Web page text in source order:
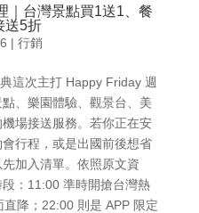
｜台灣景點買1送1、餐
送5折
| 行銷
這次主打 Happy Friday 週
、樂園體驗、觀景台、美
場接送服務。若你正在安
行程，或是出國前後想省
加入清單。依照原文資
：11:00 準時開搶台灣熱
降；22:00 則是 APP 限定